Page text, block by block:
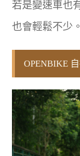
若是變速車也
也會輕鬆不少。
OPENBIKE